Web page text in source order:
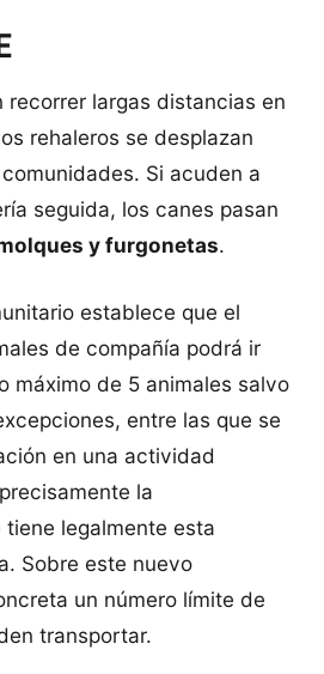
recorrer largas distancias en
rehaleros se desplazan
Si acuden a
seguida, los canes pasan
y furgonetas.
establece que el
de compañía podrá ir
máximo de 5 animales salvo
entre las que se
en una actividad
la
legalmente esta
Sobre este nuevo
un número límite de
transportar.